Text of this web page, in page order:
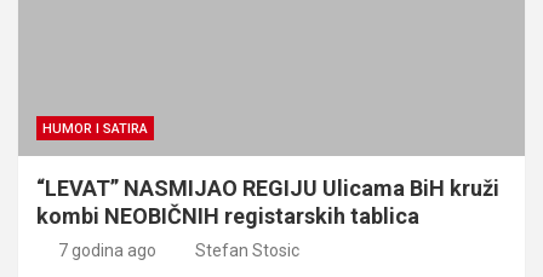
HUMOR I SATIRA
“LEVAT” NASMIJAO REGIJU Ulicama BiH kruži
kombi NEOBIČNIH registarskih tablica
7 godina ago Stefan Stosic